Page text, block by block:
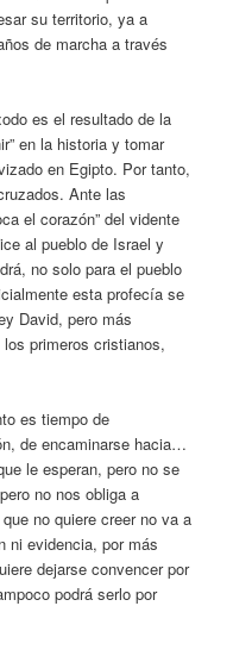
su territorio, ya a
de marcha a través
es el resultado de la
en la historia y tomar
en Egipto. Por tanto,
Ante las
el corazón” del vidente
al pueblo de Israel y
no solo para el pueblo
esta profecía se
David, pero más
primeros cristianos,
es tiempo de
de encaminarse hacia…
le esperan, pero no se
no nos obliga a
no quiere creer no va a
ni evidencia, por más
dejarse convencer por
podrá serlo por